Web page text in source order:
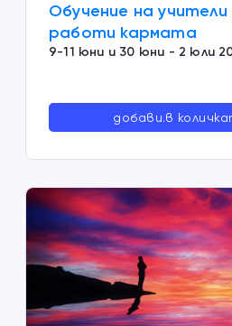
Обучение на учители
работи кармата
9-11 юни и 30 юни - 2 юли
добави.в